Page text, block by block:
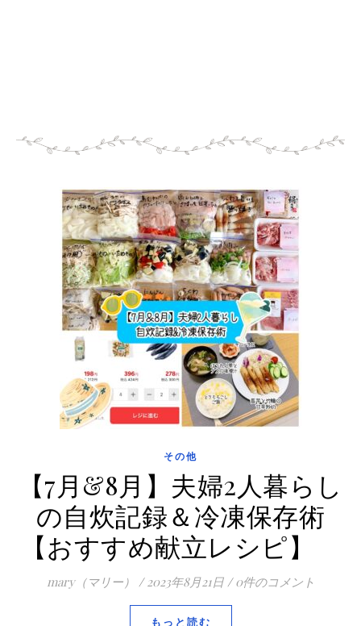
その他
【7月&8月】夫婦2人暮らし
の自炊記録＆冷凍保存術
【おすすめ献立レシピ】
mary（マリー） / 2023年8月21日 / 0件のコメント
もっと読む